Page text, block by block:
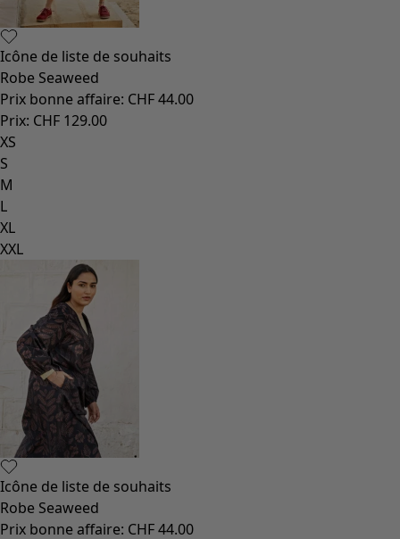
Icône de liste de souhaits
Robe Seaweed
Prix bonne affaire: CHF 44.00
Prix: CHF 129.00
XS
S
M
L
XL
XXL
Icône de liste de souhaits
Robe Seaweed
Prix bonne affaire: CHF 44.00